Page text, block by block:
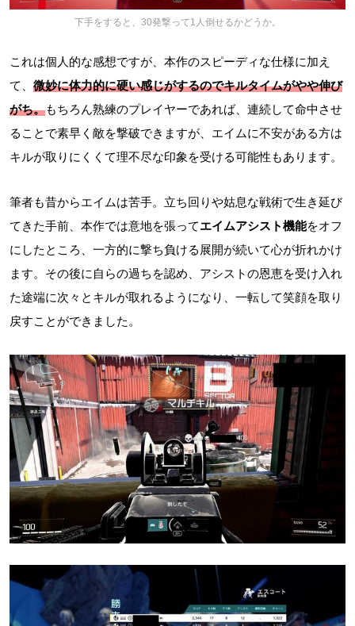
下手をすると、30発撃って1人倒せるかどうか。
これは個人的な感想ですが、本作のスピーディな仕様に加え
て、 微妙に体力的に硬い感じがするのでキルタイムがやや伸び
がち。もちろん熟練のプレイヤーであれば、連続して命中させ
ることで素早く敵を撃破できますが、エイムに不安がある方は
キルが取りにくくて理不尽な印象を受ける可能性もあります。
筆者も昔からエイムは苦手。立ち回りや姑息な戦術で生き延び
てきた手前、本作では意地を張ってエイムアシスト機能をオフ
にしたところ、一方的に撃ち負ける展開が続いて心が折れかけ
ます。その後に自らの過ちを認め、アシストの恩恵を受け入れ
た途端に次々とキルが取れるようになり、一転して笑顔を取り
戻すことができました。